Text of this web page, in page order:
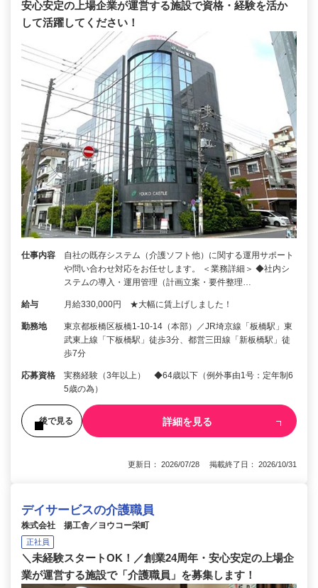
安心安定の上場企業が運営する施設で資格・経験を活か
して活躍してください！
仕事内容
自社の既存システム（介護ソフト他）に関する運用サポート
や問い合わせ対応をお任せします。 ＜業務詳細＞ ◆社内シ
ステムの導入・運用管理（計画立案・要件整理…
給与 月給330,000円 ★大幅に賃上げしました！
勤務地
東京都板橋区板橋1-10-14（本部）／JR埼京線「板橋駅」東
武東上線「下板橋駅」徒歩3分、都営三田線「新板橋駅」徒
歩7分
応募資格
実務経験（3年以上） ◆64歳以下（例外事由1号：定年制6
5歳の為）
後で見る 詳細を見る
更新日： 2026/07/28 掲載終了日： 2026/10/31
デイサービスの介護職員
株式会社 揚工舎／ヨウコー栄町
正社員
＼未経験スタートOK！／創業24周年・安心安定の上場企
業が運営する施設で「介護職員」を募集します！